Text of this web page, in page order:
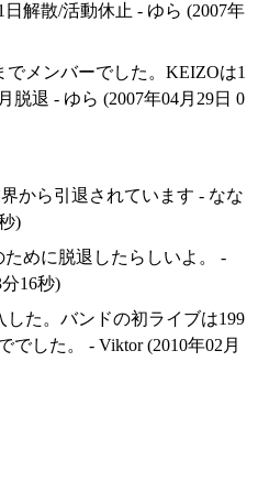
日解散/活動休止 - ゆら (2007年
でメンバーでした。KEIZOは1
脱退 - ゆら (2007年04月29日 0
から引退されています - なな
)
めに脱退したらしいよ。 -
16秒)
した。バンドの初ライブは199
でした。 - Viktor (2010年02月